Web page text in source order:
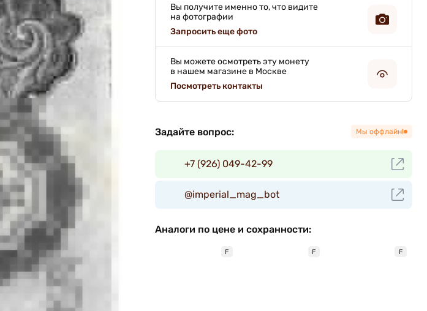
Вы получите именно то, что видите
на фотографии
Запросить еще фото
Вы можете осмотреть эту монету
в нашем магазине в Москве
Посмотреть контакты
Задайте вопрос: Мы оффлайн!
+7 (926) 049-42-99
@imperial_mag_bot
Аналоги по цене и сохранности:
F F F